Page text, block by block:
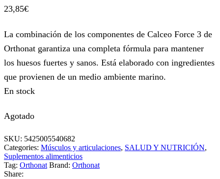
23,85€
La combinación de los componentes de Calceo Force 3 de
Orthonat garantiza una completa fórmula para mantener
los huesos fuertes y sanos. Está elaborado con ingredientes
que provienen de un medio ambiente marino.
En stock
Agotado
SKU: 5425005540682
Categories: Músculos y articulaciones, SALUD Y NUTRICIÓN,
Suplementos alimenticios
Tag: Orthonat Brand: Orthonat
Share: